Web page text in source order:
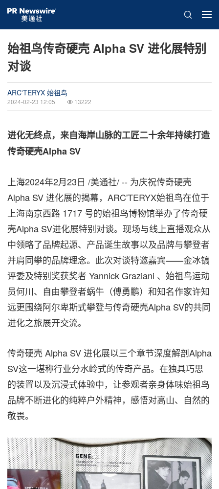
始祖鸟传奇硬壳 Alpha SV 进化展特别
对谈
ARC'TERYX 始祖鸟
2024-02-23 12:05 13222
进化无终点，来自海岸山脉的工匠二十余年持续打造
传奇硬壳Alpha SV
上海2024年2月23日 /美通社/ -- 为庆祝传奇硬壳
Alpha SV 进化展的揭幕，ARC'TERYX始祖鸟在位于
上海南京西路 1717 号的始祖鸟博物馆举办了传奇硬
壳Alpha SV进化展特别对谈。现场与线上直播观众从
中领略了品牌起源、产品诞生故事以及品牌与攀登者
并肩同攀的品牌理念。此次对谈特邀嘉宾——金冰镐
评委及特别奖获奖者 Yannick Graziani 、始祖鸟运动
员何川、自由攀登者蜗牛（傅勇鹏）和知名作家许知
远更围绕阿尔卑斯式攀登与传奇硬壳Alpha SV的共同
进化之旅展开交流。
传奇硬壳 Alpha SV 进化展以三个章节深度解剖Alpha
SV这一堪称行业分水岭式的传奇产品。在独具巧思
的装置以及沉浸式体验中，让参观者亲身体味始祖鸟
品牌不断进化的纯粹户外精神，感悟对高山、自然的
敬畏。